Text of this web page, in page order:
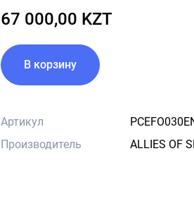
67 000,00 KZT
В корзину
Артикул
Производитель
ALLIES OF